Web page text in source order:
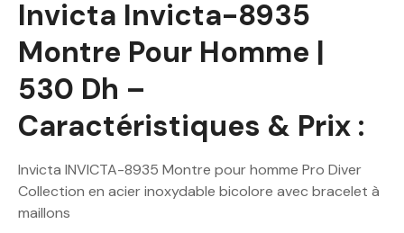
Invicta Invicta-8935
Montre Pour Homme |
530 Dh –
Caractéristiques & Prix :
Invicta INVICTA-8935 Montre pour homme Pro Diver
Collection en acier inoxydable bicolore avec bracelet à
maillons